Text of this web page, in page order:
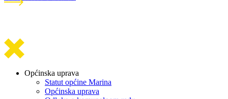
Općinska uprava
Statut općine Marina
Općinska uprava